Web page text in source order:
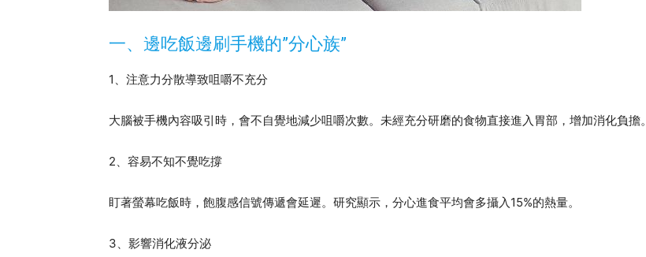
一、邊吃飯邊刷手機的”分心族”
1、注意力分散導致咀嚼不充分
大腦被手機內容吸引時，會不自覺地減少咀嚼次數。未經充分研磨的食物直接進入胃部，增加消化負擔。
2、容易不知不覺吃撐
盯著螢幕吃飯時，飽腹感信號傳遞會延遲。研究顯示，分心進食平均會多攝入15%的熱量。
3、影響消化液分泌